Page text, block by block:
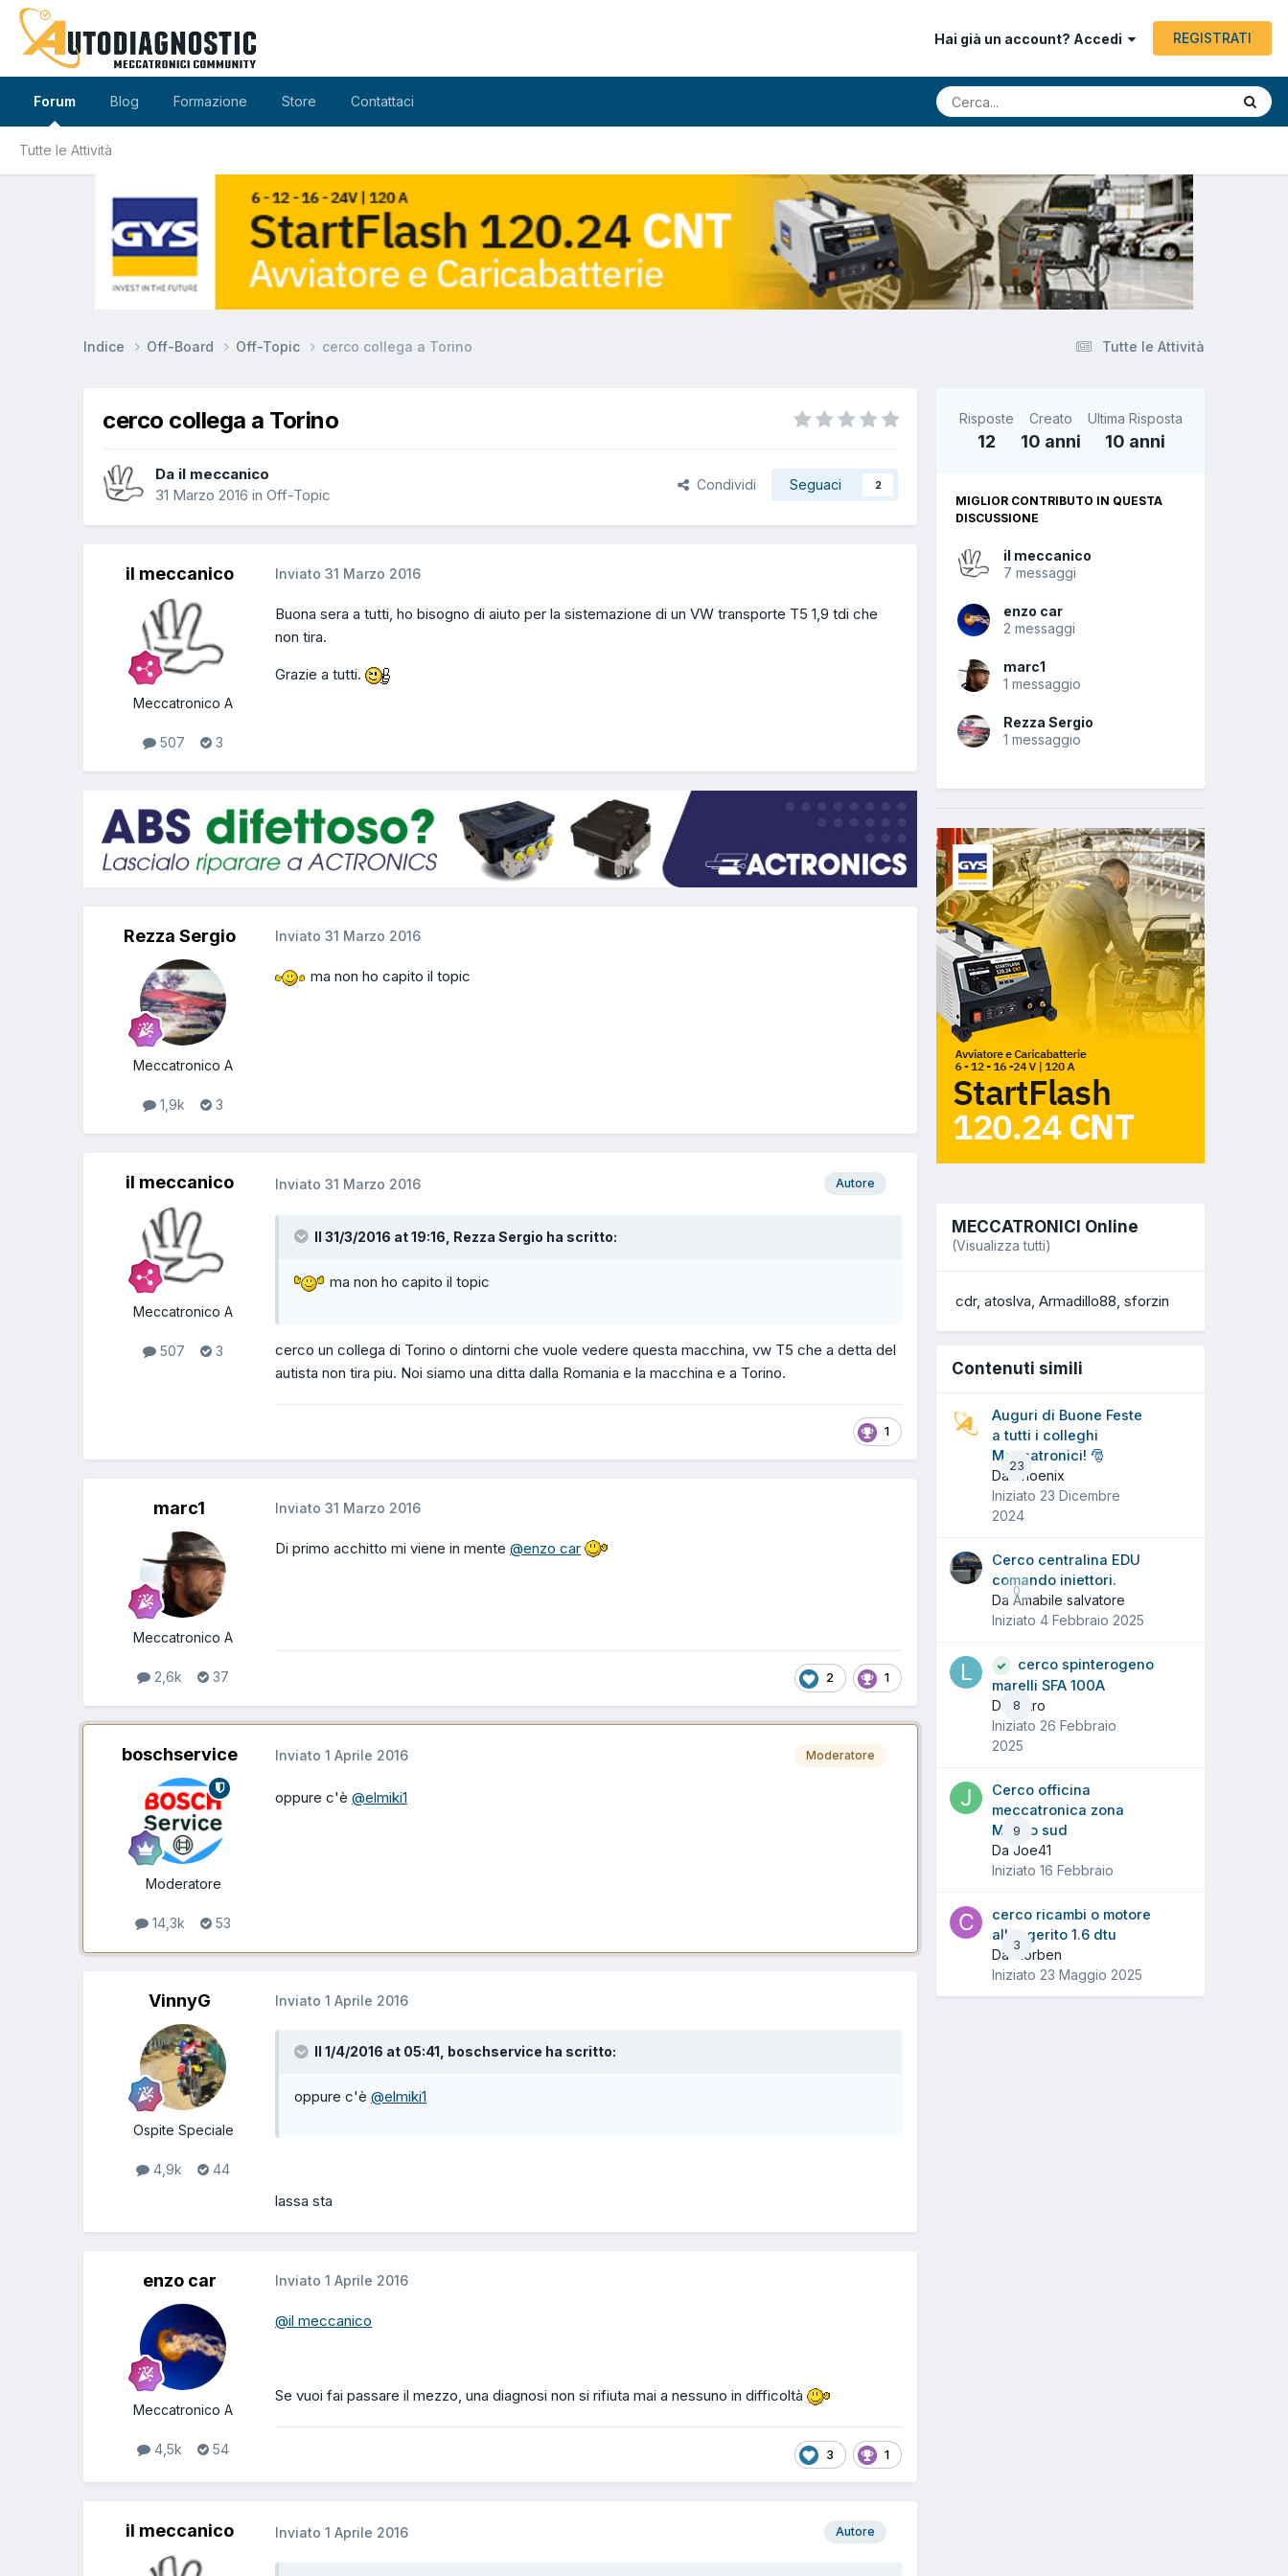
Hai già un account? Accedi REGISTRATI
Forum
Tutte le Attività
Blog Formazione Store Contattaci
Tutte le Attività
Indice Off-Board Off-Topic cerco collega a Torino
cerco collega a Torino
Da il meccanico
31 Marzo 2016 in Off-Topic
Condividi Seguaci 2
il meccanico
Meccatronico A
507 3
Inviato 31 Marzo 2016
Buona sera a tutti, ho bisogno di aiuto per la sistemazione di un VW transporte T5 1,9 tdi che
non tira.
Grazie a tutti.
Rezza Sergio
Meccatronico A
1,9k 3
Inviato 31 Marzo 2016
ma non ho capito il topic
il meccanico
Meccatronico A
507 3
Autore
Inviato 31 Marzo 2016
Il 31/3/2016 at 19:16, Rezza Sergio ha scritto:
ma non ho capito il topic
cerco un collega di Torino o dintorni che vuole vedere questa macchina, vw T5 che a detta del
autista non tira piu. Noi siamo una ditta dalla Romania e la macchina e a Torino.
1
marc1
Meccatronico A
2,6k 37
Inviato 31 Marzo 2016
Di primo acchitto mi viene in mente @enzo car
2 1
boschservice
Moderatore
14,3k 53
Moderatore
Inviato 1 Aprile 2016
oppure c'è @elmiki1
VinnyG
Ospite Speciale
4,9k 44
Inviato 1 Aprile 2016
Il 1/4/2016 at 05:41, boschservice ha scritto:
oppure c'è @elmiki1
lassa sta
enzo car
Meccatronico A
4,5k 54
Inviato 1 Aprile 2016
@il meccanico
Se vuoi fai passare il mezzo, una diagnosi non si rifiuta mai a nessuno in difficoltà
3 1
il meccanico Autore
Inviato 1 Aprile 2016
Risposte
12
Creato
10 anni
Ultima Risposta
10 anni
MIGLIOR CONTRIBUTO IN QUESTA
DISCUSSIONE
il meccanico
7 messaggi
enzo car
2 messaggi
marc1
1 messaggio
Rezza Sergio
1 messaggio
MECCATRONICI Online
(Visualizza tutti)
cdr atoslva Armadillo88 sforzin
Contenuti simili
23
Auguri di Buone Feste
a tutti i colleghi
Meccatronici! 🎅
Da Phoenix
Iniziato 23 Dicembre
2024
0
Cerco centralina EDU
comando iniettori.
Da Amabile salvatore
Iniziato 4 Febbraio 2025
8
cerco spinterogeno
marelli SFA 100A
Da liistro
Iniziato 26 Febbraio
2025
9
Cerco officina
meccatronica zona
Milano sud
Da Joe41
Iniziato 16 Febbraio
3
cerco ricambi o motore
alleggerito 1.6 dtu
Da ciorben
Iniziato 23 Maggio 2025